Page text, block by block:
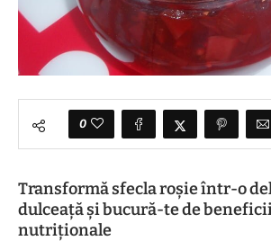
0
Transformă sfecla roșie într-o
dulceață și bucură-te de
nutriționale